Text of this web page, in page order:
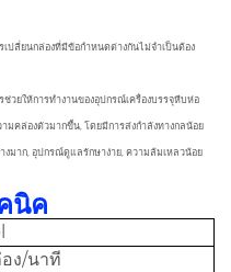
ปลี่ยนกล่องที่มีข้อกำหนดต่างกันไม่จำเป็นต้อง
วยให้การทำงานของอุปกรณ์เครื่องบรรจุหีบห่อ
มคล่องตัวมากขึ้น, โดยมีการส่งกำลังทางกลน้อย
มาก, อุปกรณ์ดูแลรักษาง่าย, ความล้มเหลวน้อย
นิค
ง/นาที